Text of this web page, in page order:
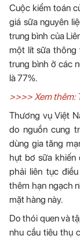
Cuộc kiểm toán
giá sữa nguyên
trung bình của
một lít sữa thông
trung bình ở các
là 77%.
>>>> Xem thêm:
Thương vụ Việt
do nguồn cung
dùng gia tăng
hụt bơ sữa khiến
phải liên tục
thêm hạn ngạch
mặt hàng này.
Do thói quen và
nhu cầu tiêu thụ